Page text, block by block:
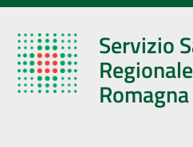
Servizio
Romagna